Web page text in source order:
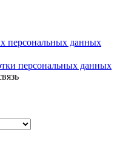
персональных данных
персональных данных